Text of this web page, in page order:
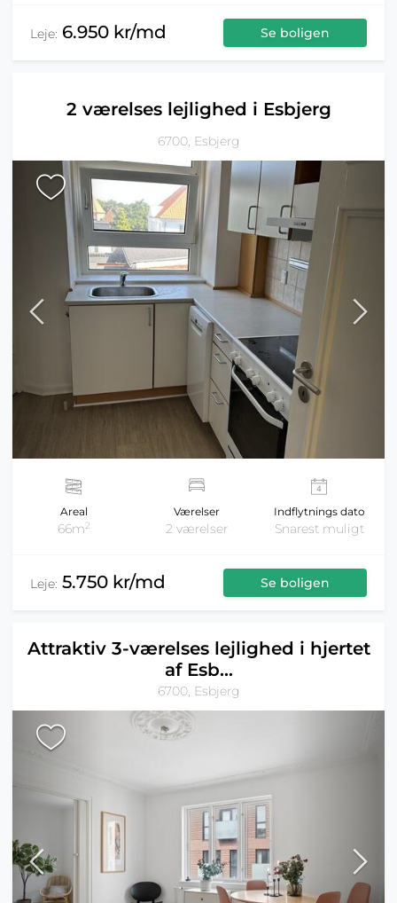
Leje: 6.950 kr/md Se boligen
2 værelses lejlighed i Esbjerg
6700, Esbjerg
Areal
66m2
Værelser
2 værelser
Indflytnings dato
Snarest muligt
Leje: 5.750 kr/md Se boligen
Attraktiv 3-værelses lejlighed i hjertet
af Esb...
6700, Esbjerg